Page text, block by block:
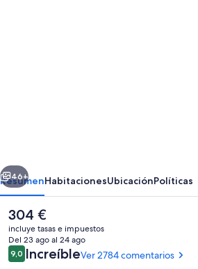
Siguiente
46+
ResumenHabitacionesUbicaciónPolíticas
El
precio
actual
es
de
304 €
incluye tasas e impuestos
Del 23 ago al 24 ago
Comentarios
9,09,0 de 10
IncreíbleVer 2784 comentarios